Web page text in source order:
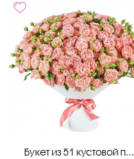
Букет из 51 кустовой п...